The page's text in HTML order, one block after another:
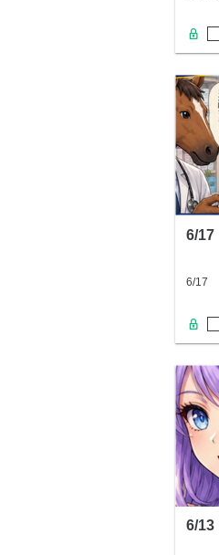
6/17
6/17
6/13